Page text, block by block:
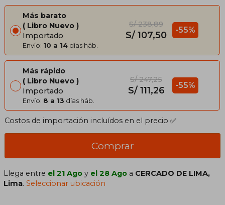
Más barato
Libro Nuevo
Importado
Envío: 10 a 14 días háb.
S/ 238,89
S/ 107,50 -55%
Más rápido
Libro Nuevo
Importado
Envío: 8 a 13 días háb.
S/ 247,25
S/ 111,26 -55%
Costos de importación incluídos en el precio ✅
Comprar
Llega entre el 21 Ago y el 28 Ago a CERCADO DE LIMA,
Lima.Seleccionar ubicación